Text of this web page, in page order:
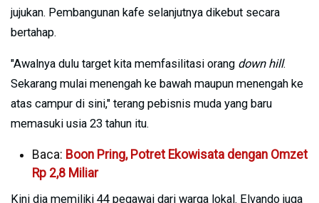
jujukan. Pembangunan kafe selanjutnya dikebut secara
bertahap.
"Awalnya dulu target kita memfasilitasi orang down hill.
Sekarang mulai menengah ke bawah maupun menengah ke
atas campur di sini," terang pebisnis muda yang baru
memasuki usia 23 tahun itu.
Baca: Boon Pring, Potret Ekowisata dengan Omzet
Rp 2,8 Miliar
Kini dia memiliki 44 pegawai dari warga lokal. Elvando juga